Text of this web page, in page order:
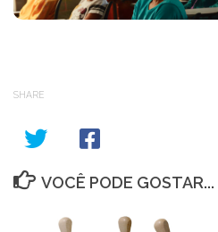
SHARE
VOCÊ PODE GOSTAR...